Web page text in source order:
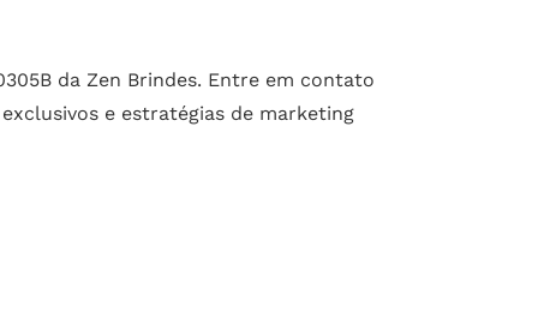
da Zen Brindes. Entre em contato
e estratégias de marketing